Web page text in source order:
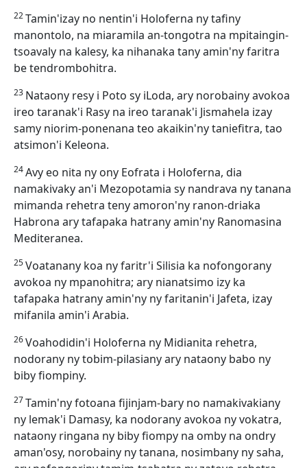
22Tamin'izay no nentin'i Holoferna ny tafiny
manontolo, na miaramila an-tongotra na mpitaingin-
tsoavaly na kalesy, ka nihanaka tany amin'ny faritra
be tendrombohitra.
23 Nataony resy i Poto sy iLoda, ary norobainy avokoa
ireo taranak'i Rasy na ireo taranak'i Jismahela izay
samy niorim-ponenana teo akaikin'ny taniefitra, tao
atsimon'i Keleona.
24Avy eo nita ny ony Eofrata i Holoferna, dia
namakivaky an'i Mezopotamia sy nandrava ny tanana
mimanda rehetra teny amoron'ny ranon-driaka
Habrona ary tafapaka hatrany amin'ny Ranomasina
Mediteranea.
25Voatanany koa ny faritr'i Silisia ka nofongorany
avokoa ny mpanohitra; ary nianatsimo izy ka
tafapaka hatrany amin'ny ny faritanin'i Jafeta, izay
mifanila amin'i Arabia.
26Voahodidin'i Holoferna ny Midianita rehetra,
nodorany ny tobim-pilasiany ary nataony babo ny
biby fiompiny.
27Tamin'ny fotoana fijinjam-bary no namakivakiany
ny lemak'i Damasy, ka nodorany avokoa ny vokatra,
nataony ringana ny biby fiompy na omby na ondry
aman'osy, norobainy ny tanana, nosimbany ny saha,